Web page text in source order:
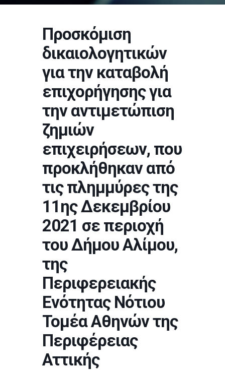
Προσκόμιση
δικαιολογητικών
για την καταβολή
επιχορήγησης για
την αντιμετώπιση
ζημιών
επιχειρήσεων, που
προκλήθηκαν από
τις πλημμύρες της
11ης Δεκεμβρίου
2021 σε περιοχή
του Δήμου Αλίμου,
της
Περιφερειακής
Ενότητας Νότιου
Τομέα Αθηνών της
Περιφέρειας
Αττικής